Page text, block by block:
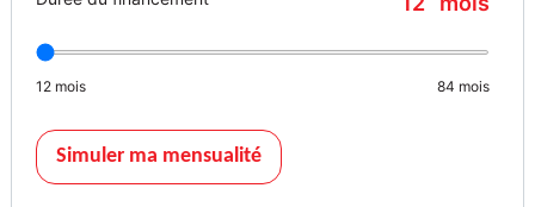
- Nettoyage intérieur / extérieur Standard
- 1/2 du réservoir
- Prestation de courtage carte grise
- Mini coffret cadeau
12 mois 84 mois
Simuler ma mensualité